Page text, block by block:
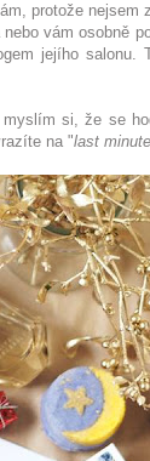
protože nejsem
vám osobně
jejího salonu.
si, že se
na "last